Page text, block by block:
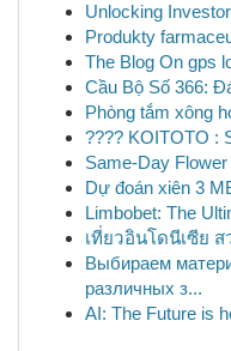
Unlocking
Produkty
The Blog On gps
Cầu Bộ Số 366:
Phòng tắm xông
???? KOITOTO :
Same-Day
Dự đoán xiên 3
Limbobet: The
เที่ยวอินโดนีเซีย
Выбираем
различных з...
AI: The Future is